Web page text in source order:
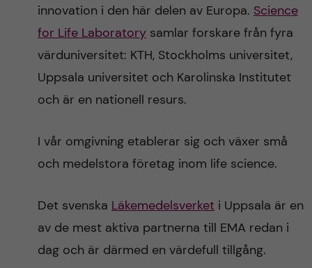
innovation i den här delen av Europa. Science
for Life Laboratorysamlar forskare från fyra
värduniversitet: KTH, Stockholms universitet,
Uppsala universitet och Karolinska Institutet
och är en nationell resurs.
I vår omgivning etablerar sig och växer små
och medelstora företag inom life science.
Det svenska Läkemedelsverketi Uppsala är en
av de mest aktiva partnerna till EMA redan i
dag och är därmed en värdefull tillgång.